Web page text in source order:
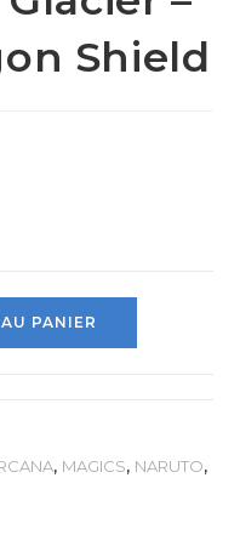
Shield
PANIER
, MAGICS, NARUTO,